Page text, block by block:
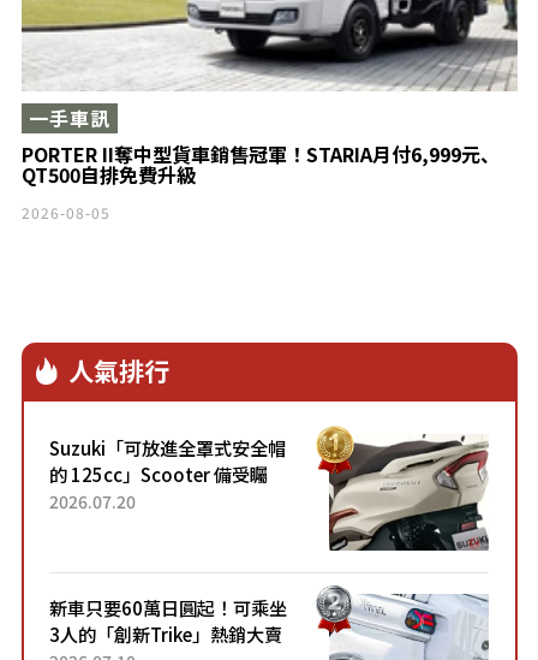
PORTER II奪中型貨車銷售冠軍！STARIA月付6,999元、
QT500自排免費升級
一手車訊
2026-08-05
人氣排行
Suzuki「可放進全罩式安全帽
的 125cc」Scooter 備受矚
目！採用全新流線設計與各項
2026.07.20
新車只要60萬日圓起！可乘坐
3人的「創新Trike」熱銷大賣